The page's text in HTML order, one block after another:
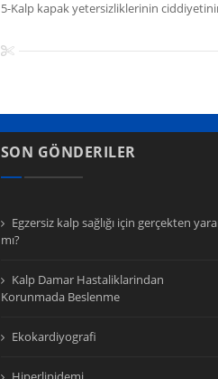
5-Kalp kapak yetersizliklerinin
SON GÖNDERILER
Egzersiz kalp sağlığı için gerçekten
mı?
Kalp Damar Hastaliklarindan
Korunmada Beslenme
Ekokardiyografi